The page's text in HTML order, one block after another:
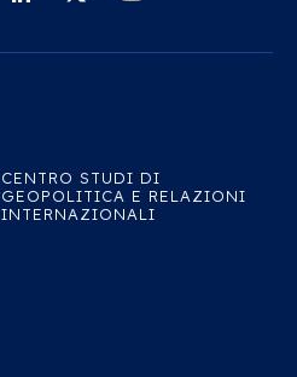
CENTRO STUDI DI
GEOPOLITICA E RELAZIONI
INTERNAZIONALI